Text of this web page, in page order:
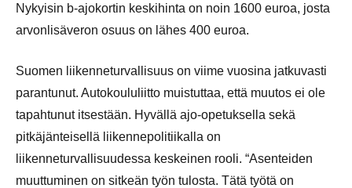
Nykyisin b-ajokortin keskihinta on noin 1600 euroa, josta
arvonlisäveron osuus on lähes 400 euroa.
Suomen liikenneturvallisuus on viime vuosina jatkuvasti
parantunut. Autokoululiitto muistuttaa, että muutos ei ole
tapahtunut itsestään. Hyvällä ajo-opetuksella sekä
pitkäjänteisellä liikennepolitiikalla on
liikenneturvallisuudessa keskeinen rooli. “Asenteiden
muuttuminen on sitkeän työn tulosta. Tätä työtä on